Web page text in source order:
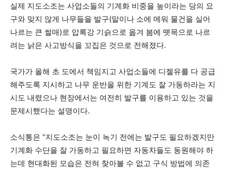
실제 지도소조는 사업소들의 기계화 비중을 높이라는 당의 요
구와 맞지 않게 나무들을 발구(말이나 소에 메워 물건을 실어
나르는 큰 썰매)로 압록강 기슭으로 옮겨 봄에 뗏목으로 나르
려는 낡은 사고방식을 꼬집은 것으로 전해졌다.
국가가 올해 초 도에서 책임지고 사업소들에 디젤유를 다 공급
해주도록 지시하고 나무 운반을 위한 기계도 잘 가동하라는 지
시도 내렸으나 현장에서는 여전히 발구를 이용하고 있는 것을
문제시했다는 설명이다.
소식통은 “지도소조는 눈이 녹기 전에는 발구도 필요하겠지만
기계화 수단을 잘 가동하고 필요하면 자동차들도 동원해야 하
는데 현대화된 모습은 전혀 찾아볼 수 없고 구식 방법에 의존